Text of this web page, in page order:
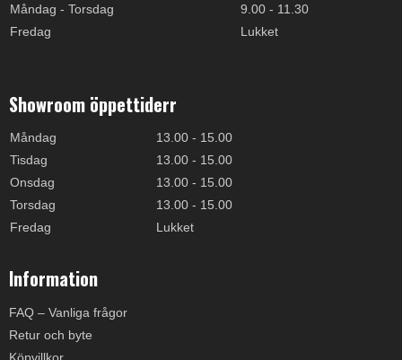
Måndag - Torsdag
9.00 - 11.30
Fredag
Lukket
Showroom öppettiderr
Måndag
13.00 - 15.00
Tisdag
13.00 - 15.00
Onsdag
13.00 - 15.00
Torsdag
13.00 - 15.00
Fredag
Lukket
Information
FAQ – Vanliga frågor
Retur och byte
Köpvillkor